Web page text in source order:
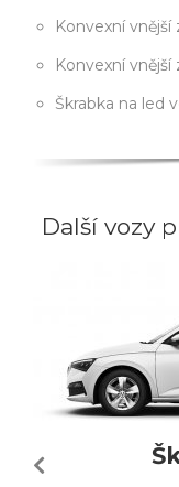
Konvexní
Konvexní
Škrabka na led
Další vozy